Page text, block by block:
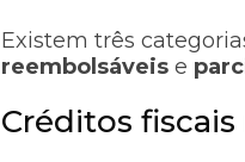
Existem três
reembolsáveis e
Créditos